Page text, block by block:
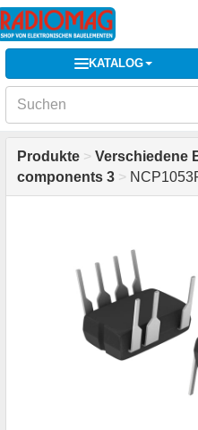
KATALOG
Produkte > Verschiedene
components 3 >